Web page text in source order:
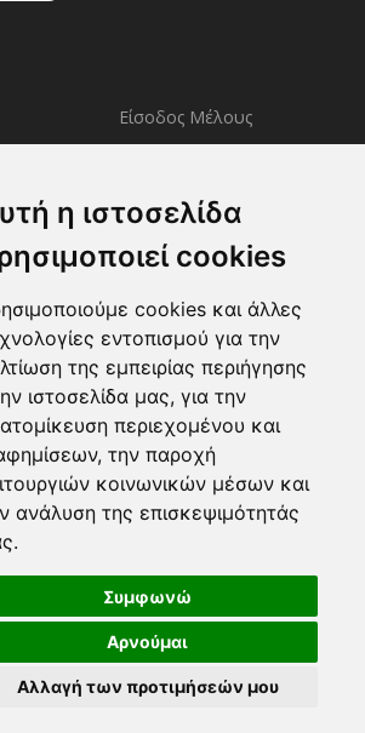
η ιστοσελίδα
cookies
cookies και άλλες
εντοπισμού για την
της εμπειρίας περιήγησης
ιστοσελίδα μας, για την
περιεχομένου και
την παροχή
κοινωνικών μέσων και
ανάλυση της επισκεψιμότητάς
Συμφωνώ
Αρνούμαι
Αλλαγή των προτιμήσεών μου
Είσοδος Μέλους
Τρόποι Αποστολής
πιστωτική κάρτα Αντικαταβολή
σε Τράπεζα
Πολιτική απορρήτου
Τρόποι αποστολής Πολιτική επιστροφών
Kassandrinos.gr. All Rights Reserved